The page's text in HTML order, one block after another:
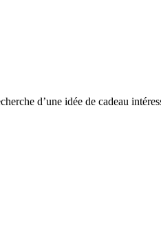
d’une idée de cadeau